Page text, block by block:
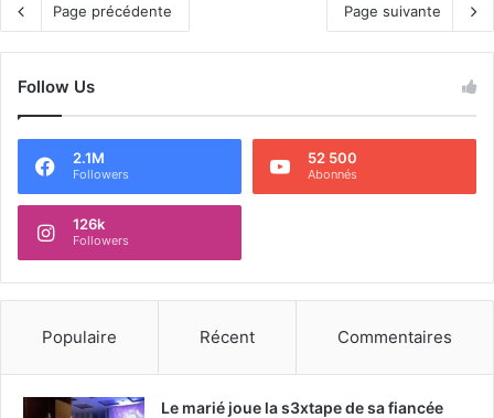
Page précédente Page suivante
Follow Us
2.1M
Followers
52 500
Abonnés
126k
Followers
Populaire Récent Commentaires
Le marié joue la s3xtape de sa fiancée